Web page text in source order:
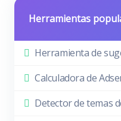
Herramientas
Herramienta de
Calculadora de
Detector de temas